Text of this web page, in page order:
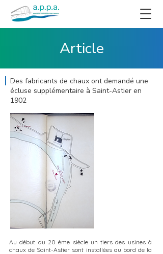
Article
Des fabricants de chaux ont demandé une
écluse supplémentaire à Saint-Astier en
1902
Au début du 20 ème siècle un tiers des usines à
chaux de Saint-Astier sont installées au bord de la